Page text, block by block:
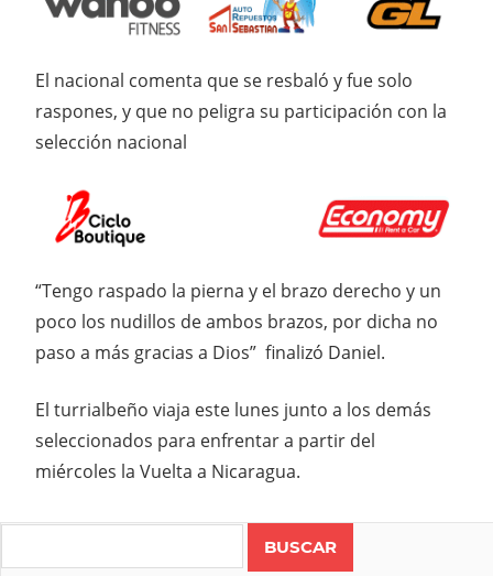
El nacional comenta que se resbaló y fue solo
raspones, y que no peligra su participación con la
selección nacional
“Tengo raspado la pierna y el brazo derecho y un
poco los nudillos de ambos brazos, por dicha no
paso a más gracias a Dios” finalizó Daniel.
El turrialbeño viaja este lunes junto a los demás
seleccionados para enfrentar a partir del
miércoles la Vuelta a Nicaragua.